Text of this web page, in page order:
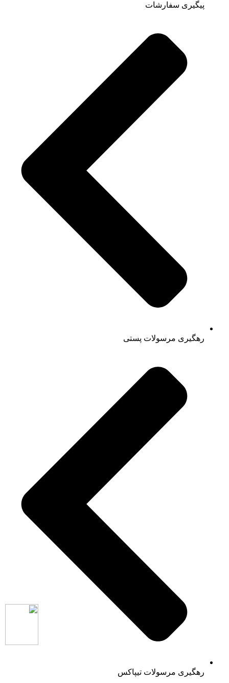
پیگیری سفارشات
رهگیری مرسولات پستی
رهگیری مرسولات تیپاکس